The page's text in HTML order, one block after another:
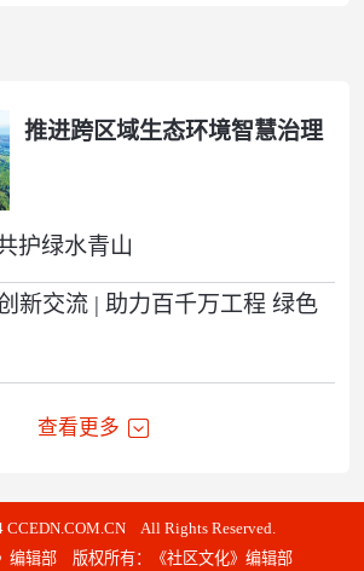
推进跨区域生态环境智慧治理
护绿水青山
新交流 | 助力百千万工程 绿色
查看更多
All Rights Reserved.
编辑部 版权所有：《社区文化》编辑部